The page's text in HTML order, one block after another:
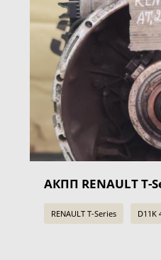
АКПП RENAULT T-
RENAULT T-Series D11K